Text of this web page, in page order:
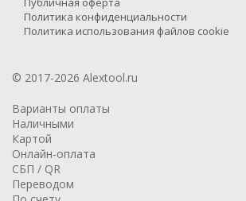
Политика конфиденциальности
Политика использования файлов cookie
© 2017-2026 Alextool.ru
Варианты оплаты
Наличными
Картой
Онлайн-оплата
СБП / QR
Переводом